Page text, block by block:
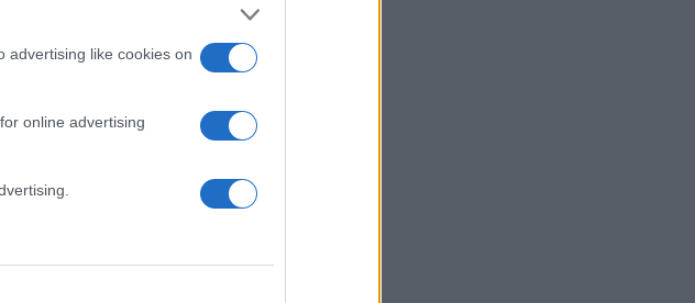
advertising like cookies on
online advertising